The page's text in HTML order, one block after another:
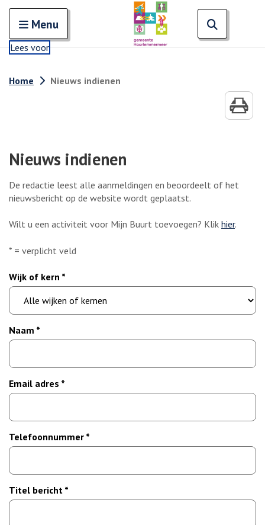
Open en sluit het
Menu
Lees voor
Home Nieuws indienen
Nieuws indienen
De redactie leest alle aanmeldingen en beoordeelt of het
nieuwsbericht op de website wordt geplaatst.
Wilt u een activiteit voor Mijn Buurt toevoegen? Klik hier.
* = verplicht veld
Wijk of kern *
Naam *
Email adres *
Telefoonnummer *
Titel bericht *